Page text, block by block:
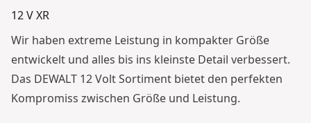
12 V XR
Wir haben extreme Leistung in kompakter Größe
entwickelt und alles bis ins kleinste Detail verbessert.
Das DEWALT 12 Volt Sortiment bietet den perfekten
Kompromiss zwischen Größe und Leistung.